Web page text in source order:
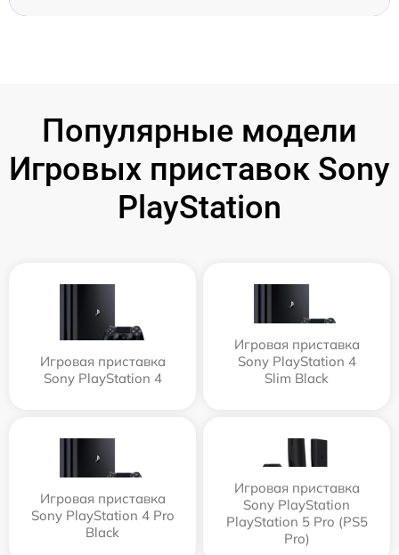
Популярные модели
Игровых приставок Sony
PlayStation
Игровая приставка
Sony PlayStation 4
Игровая приставка
Sony PlayStation 4
Slim Black
Игровая приставка
Sony PlayStation 4 Pro
Black
Игровая приставка
Sony PlayStation
PlayStation 5 Pro (PS5
Pro)